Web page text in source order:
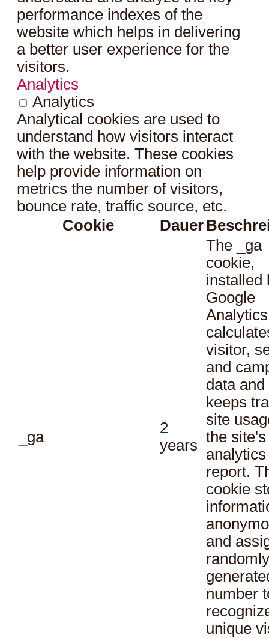
performance indexes of the
website which helps in delivering
a better user experience for the
visitors.
Analytics
Analytics
Analytical cookies are used to
understand how visitors interact
with the website. These cookies
help provide information on
metrics the number of visitors,
bounce rate, traffic source, etc.
Cookie
Dauer
_ga
2
years
The _ga
cookie,
installed
Google
visitor,
and
data and
keeps
site
the site's
analytics
report.
cookie
and
randomly
number
unique